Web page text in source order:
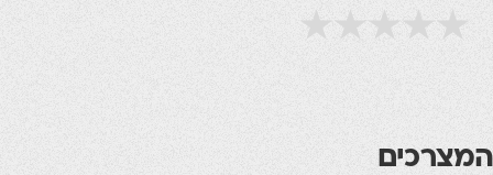
המצרכים